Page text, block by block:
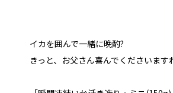
イカを囲んで一緒に晩酌?
きっと、お父さん喜んでくださいます